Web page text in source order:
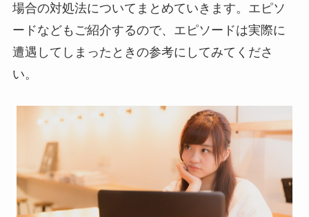
場合の対処法についてまとめていきます。エピソ
ードなどもご紹介するので、エピソードは実際に
遭遇してしまったときの参考にしてみてくださ
い。